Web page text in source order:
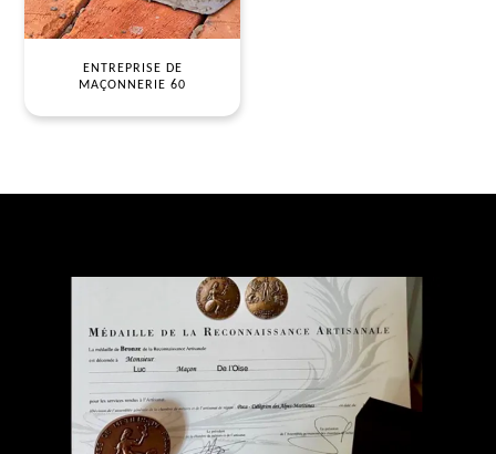
ENTREPRISE DE
MAÇONNERIE 60